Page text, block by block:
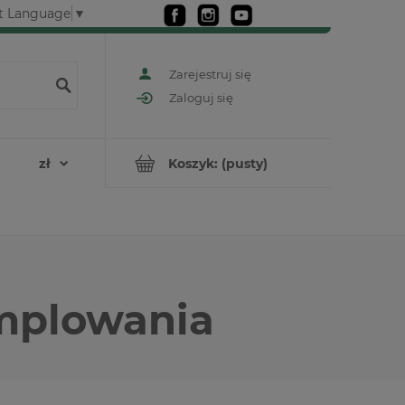
Language ▼
Zarejestruj się
Zaloguj się
Koszyk: (pusty)